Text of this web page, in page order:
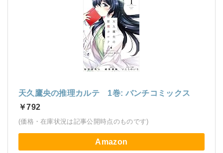
天久鷹央の推理カルテ 1巻: バンチコミックス
￥792
(価格・在庫状況は記事公開時点のものです)
Amazon